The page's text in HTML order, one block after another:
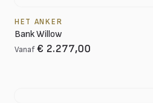
HET ANKER
Bank Willow
Vanaf € 2.277,00